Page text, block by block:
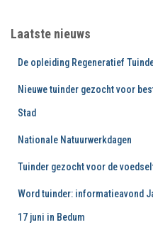
n
Laatste nieuws
De opleiding Regeneratief
Nieuwe tuinder gezocht voor
Stad
Nationale Natuurwerkdagen
Tuinder gezocht voor de
Word tuinder: informatieavond
17 juni in Bedum